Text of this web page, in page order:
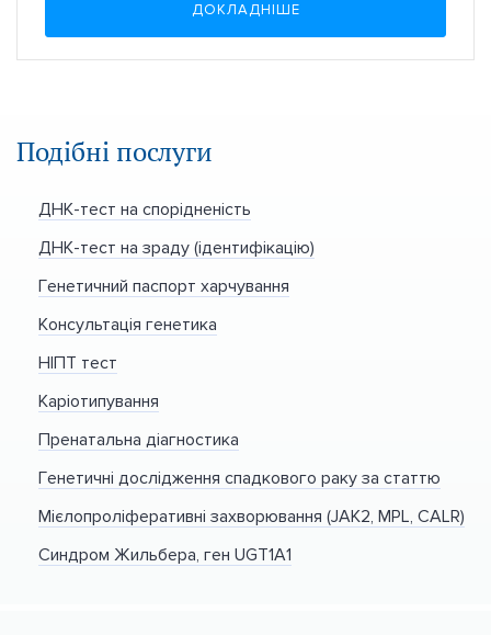
ДОКЛАДНІШЕ
Подібні послуги
ДНК-тест на спорідненість
ДНК-тест на зраду (ідентифікацію)
Генетичний паспорт харчування
Консультація генетика
НІПТ тест
Каріотипування
Пренатальна діагностика
Генетичні дослідження спадкового раку за статтю
Мієлопроліферативні захворювання (JAK2, MPL, CALR)
Синдром Жильбера, ген UGT1A1